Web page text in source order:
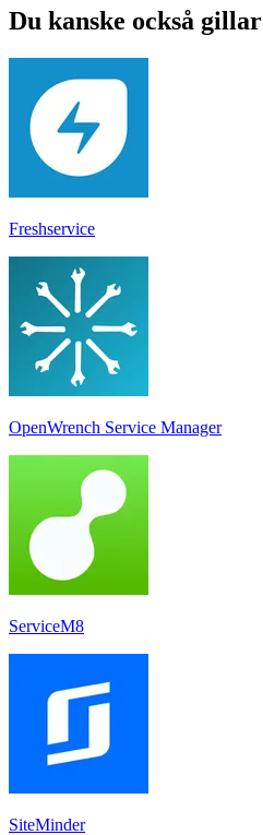
Du kanske också gillar
Freshservice
OpenWrench Service Manager
ServiceM8
SiteMinder